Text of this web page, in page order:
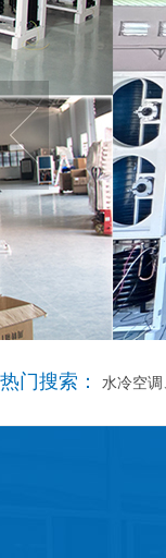
热门搜索： 水冷空